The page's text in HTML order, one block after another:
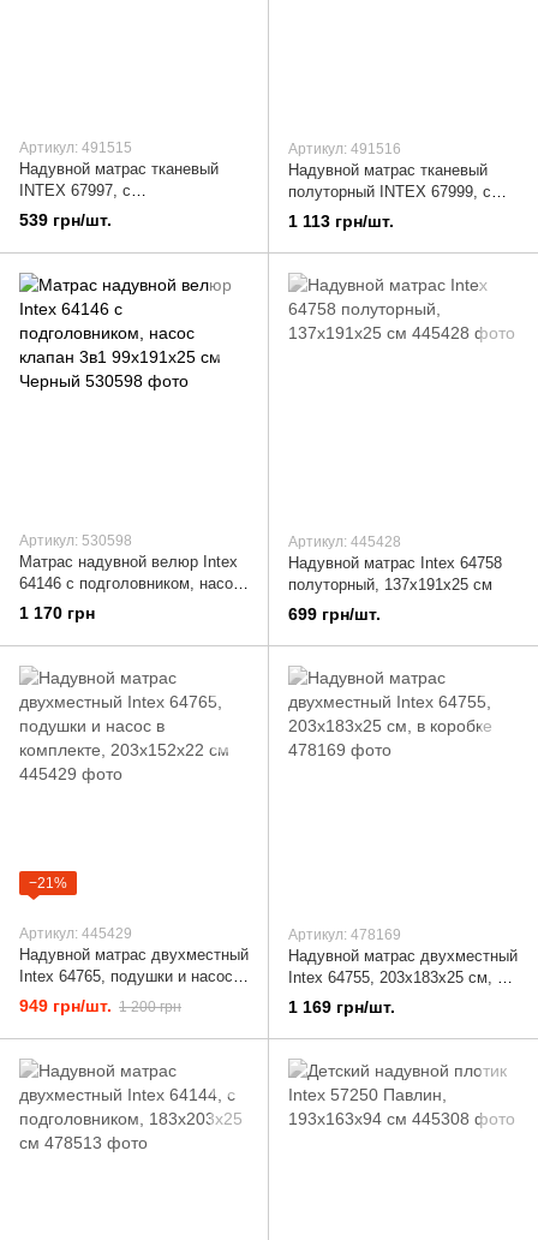
Артикул: 491515
Надувной матрас тканевый
INTEX 67997, с
подголовником, 184x67x17 см
539 грн/шт.
Артикул: 491516
Надувной матрас тканевый
полуторный INTEX 67999, с
подголовником, 193x127x24 см
1 113 грн/шт.
Артикул: 530598
Матрас надувной велюр Intex
64146 с подголовником, насос
клапан 3в1 99х191х25 см
1 170 грн
Артикул: 445428
Надувной матрас Intex 64758
полуторный, 137х191х25 см
699 грн/шт.
−21%
Артикул: 445429
Надувной матрас двухместный
Intex 64765, подушки и насос в
комплекте, 203х152х22 см
949 грн/шт. 1 200 грн
Артикул: 478169
Надувной матрас двухместный
Intex 64755, 203x183x25 см, в
коробке
1 169 грн/шт.